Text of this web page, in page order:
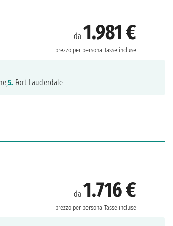
da 1.981 €
prezzo per persona Tasse incluse
5. Fort Lauderdale
da 1.716 €
prezzo per persona Tasse incluse